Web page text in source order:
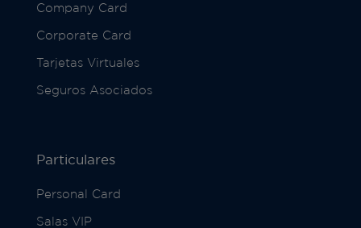
Company Card
Corporate Card
Tarjetas Virtuales
Seguros Asociados
Particulares
Personal Card
Salas VIP